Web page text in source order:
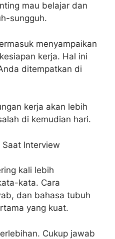
mau belajar dan
sungguh.
menyampaikan
kerja. Hal ini
ditempatkan di
kerja akan lebih
di kemudian hari.
Interview
kali lebih
kata. Cara
dan bahasa tubuh
yang kuat.
Cukup jawab